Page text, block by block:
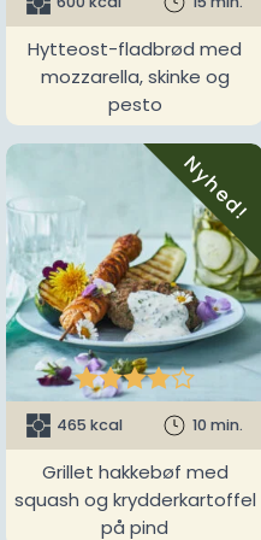
Hytteost-fladbrød med
mozzarella, skinke og
pesto
Nyhed!

465 kcal 10 min.
Grillet hakkebøf med
squash og krydderkartoffel
på pind